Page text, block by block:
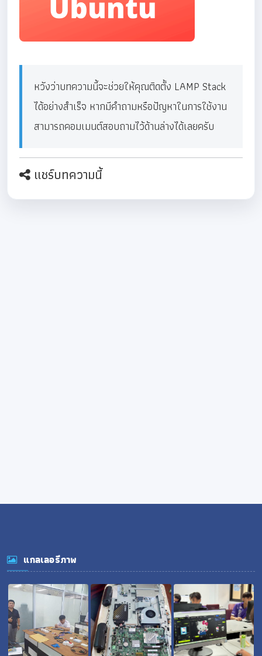
หวังว่าบทความนี้จะช่วยให้คุณติดตั้ง LAMP Stack
ได้อย่างสำเร็จ หากมีคำถามหรือปัญหาในการใช้งาน
สามารถคอมเมนต์สอบถามไว้ด้านล่างได้เลยครับ
แชร์บทความนี้
แกลเลอรีภาพ